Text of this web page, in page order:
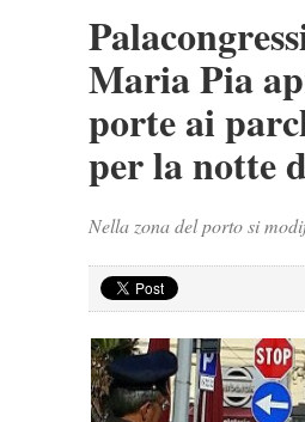
Maria Pia
porte ai
per la notte
Nella zona del porto si